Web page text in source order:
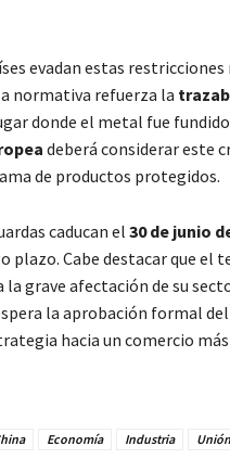
evadan estas
normativa refuerza la
donde el metal fue
deberá considerar este
de productos protegidos.
caducan el 30 de junio
plazo. Cabe destacar que
la grave afectación de su
la aprobación formal del
hacia un comercio
Economía Industria